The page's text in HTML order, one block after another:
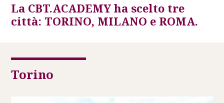
La CBT.ACADEMY ha scelto tre
città: TORINO, MILANO e ROMA.
Torino